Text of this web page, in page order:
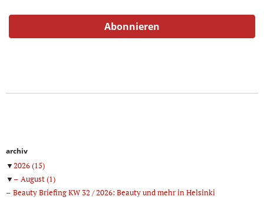
archiv
▼2026(15)
▼
August(1)
Beauty Briefing KW 32 / 2026: Beauty und mehr in Helsinki